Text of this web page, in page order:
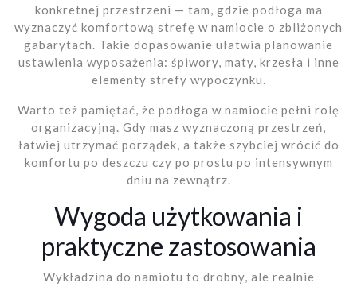
konkretnej przestrzeni — tam, gdzie podłoga ma
wyznaczyć komfortową strefę w namiocie o zbliżonych
gabarytach. Takie dopasowanie ułatwia planowanie
ustawienia wyposażenia: śpiwory, maty, krzesła i inne
elementy strefy wypoczynku.
Warto też pamiętać, że podłoga w namiocie pełni rolę
organizacyjną. Gdy masz wyznaczoną przestrzeń,
łatwiej utrzymać porządek, a także szybciej wrócić do
komfortu po deszczu czy po prostu po intensywnym
dniu na zewnątrz.
Wygoda użytkowania i
praktyczne zastosowania
Wykładzina do namiotu to drobny, ale realnie